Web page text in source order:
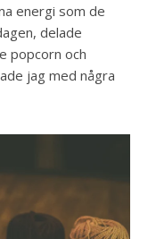
energi som de
delade
popcorn och
jag med några